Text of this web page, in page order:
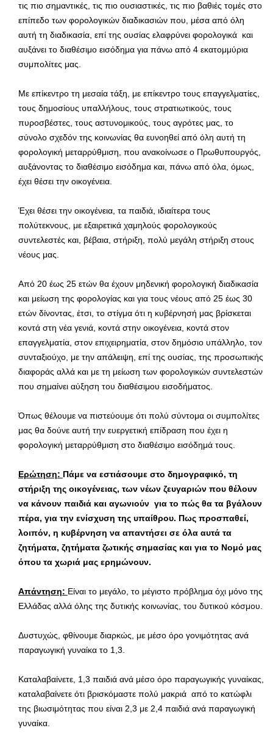
τις πιο σημαντικές, τις πιο ουσιαστικές, τις πιο βαθιές τομές στο
επίπεδο των φορολογικών διαδικασιών που, μέσα από όλη
αυτή τη διαδικασία, επί της ουσίας ελαφρύνει φορολογικά και
αυξάνει το διαθέσιμο εισόδημα για πάνω από 4 εκατομμύρια
συμπολίτες μας.
Με επίκεντρο τη μεσαία τάξη, με επίκεντρο τους επαγγελματίες,
τους δημοσίους υπαλλήλους, τους στρατιωτικούς, τους
πυροσβέστες, τους αστυνομικούς, τους αγρότες μας, το
σύνολο σχεδόν της κοινωνίας θα ευνοηθεί από όλη αυτή τη
φορολογική μεταρρύθμιση, που ανακοίνωσε ο Πρωθυπουργός,
αυξάνοντας το διαθέσιμο εισόδημα και, πάνω από όλα, όμως,
έχει θέσει την οικογένεια.
Έχει θέσει την οικογένεια, τα παιδιά, ιδιαίτερα τους
πολύτεκνους, με εξαιρετικά χαμηλούς φορολογικούς
συντελεστές και, βέβαια, στήριξη, πολύ μεγάλη στήριξη στους
νέους μας.
Από 20 έως 25 ετών θα έχουν μηδενική φορολογική διαδικασία
και μείωση της φορολογίας και για τους νέους από 25 έως 30
ετών δίνοντας, έτσι, το στίγμα ότι η κυβέρνησή μας βρίσκεται
κοντά στη νέα γενιά, κοντά στην οικογένεια, κοντά στον
επαγγελματία, στον επιχειρηματία, στον δημόσιο υπάλληλο, τον
συνταξιούχο, με την απάλειψη, επί της ουσίας, της προσωπικής
διαφοράς αλλά και με τη μείωση των φορολογικών συντελεστών
που σημαίνει αύξηση του διαθέσιμου εισοδήματος.
Όπως θέλουμε να πιστεύουμε ότι πολύ σύντομα οι συμπολίτες
μας θα δούνε αυτή την ευεργετική επίδραση που έχει η
φορολογική μεταρρύθμιση στο διαθέσιμο εισόδημά τους.
Ερώτηση: Πάμε να εστιάσουμε στο δημογραφικό, τη
στήριξη της οικογένειας, των νέων ζευγαριών που θέλουν
να κάνουν παιδιά και αγωνιούν για το πώς θα τα βγάλουν
πέρα, για την ενίσχυση της υπαίθρου. Πως προσπαθεί,
λοιπόν, η κυβέρνηση να απαντήσει σε όλα αυτά τα
ζητήματα, ζητήματα ζωτικής σημασίας και για το Νομό μας
όπου τα χωριά μας ερημώνουν.
Απάντηση: Είναι το μεγάλο, το μέγιστο πρόβλημα όχι μόνο της
Ελλάδας αλλά όλης της δυτικής κοινωνίας, του δυτικού κόσμου.
Δυστυχώς, φθίνουμε διαρκώς, με μέσο όρο γονιμότητας ανά
παραγωγική γυναίκα το 1,3.
Καταλαβαίνετε, 1,3 παιδιά ανά μέσο όρο παραγωγικής γυναίκας,
καταλαβαίνετε ότι βρισκόμαστε πολύ μακριά από το κατώφλι
της βιωσιμότητας που είναι 2,3 με 2,4 παιδιά ανά παραγωγική
γυναίκα.